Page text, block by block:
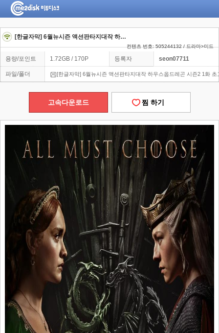
[한글자막] 6월뉴시즌 액션판타지대작 하우스옵드레곤 시즌2 1화 초고화질 1080p
컨텐츠 번호: 505244132 / 드라마>미드
용량/포인트 1.72GB / 170P 등록자 seon07711
파일/폴더 [한글자막] 6월뉴시즌 액션판타지대작 하우스옵드레곤 시즌2 1화 초
고속다운로드 찜 하기